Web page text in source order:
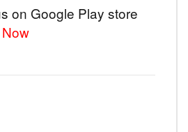
on Google Play store